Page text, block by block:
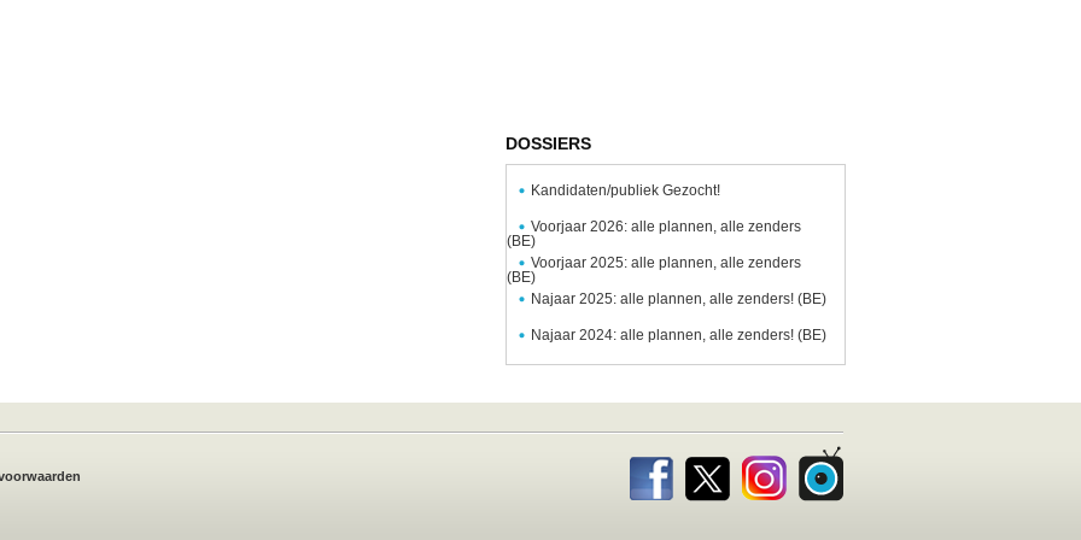
DOSSIERS
Kandidaten/publiek Gezocht!
Voorjaar 2026: alle plannen, alle zenders
(BE)
Voorjaar 2025: alle plannen, alle zenders
(BE)
Najaar 2025: alle plannen, alle zenders! (BE)
Najaar 2024: alle plannen, alle zenders! (BE)